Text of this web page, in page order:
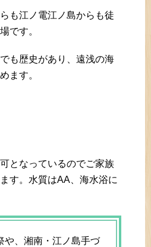
も江ノ電江ノ島からも徒
です。
も歴史があり、遠浅の海
ます。
となっているのでご家族
す。水質はAA、海水浴に
や、湘南・江ノ島手づ